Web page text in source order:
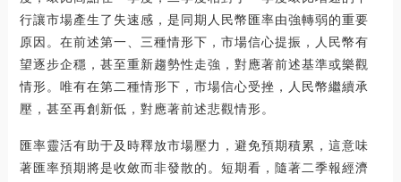
行讓市場產生了失速感，是同期人民幣匯率由強轉弱的重要
原因。在前述第一、三種情形下，市場信心提振，人民幣有
望逐步企穩，甚至重新趨勢性走強，對應著前述基準或樂觀
情形。唯有在第二種情形下，市場信心受挫，人民幣繼續承
壓，甚至再創新低，對應著前述悲觀情形。
匯率靈活有助于及時釋放市場壓力，避免預期積累，這意味
著匯率預期將是收斂而非發散的。短期看，隨著二季報經濟